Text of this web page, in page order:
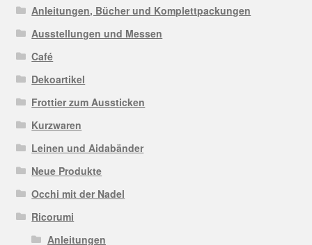
Anleitungen, Bücher und Komplettpackungen
Ausstellungen und Messen
Café
Dekoartikel
Frottier zum Aussticken
Kurzwaren
Leinen und Aidabänder
Neue Produkte
Occhi mit der Nadel
Ricorumi
Anleitungen